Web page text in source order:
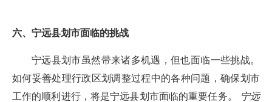
六、宁远县划市面临的挑战
宁远县划市虽然带来诸多机遇，但也面临一些挑战。
如何妥善处理行政区划调整过程中的各种问题，确保划市
工作的顺利进行，将是宁远县划市面临的重要任务。
宁远